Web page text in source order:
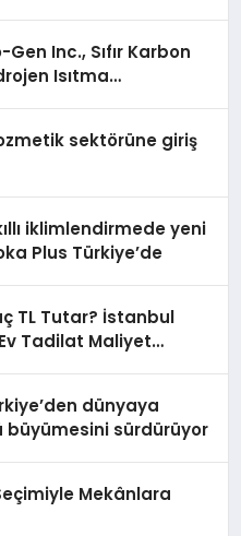
Inc., Sıfır Karbon
Isıtma
sektörüne giriş
iklimlendirmede yeni
Plus Türkiye’de
TL Tutar? İstanbul
Tadilat Maliyet
dünyaya
büyümesini sürdürüyor
Mekânlara